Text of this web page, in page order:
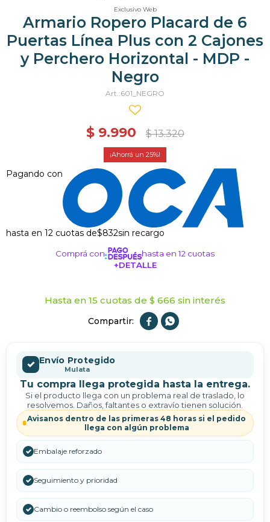
Exclusivo Web
Armario Ropero Placard de 6
Puertas Línea Plus con 2 Cajones
y Perchero Horizontal - MDP -
Negro
601_NEGRO
$ 9.990 $ 13.320
25
Pagando con
hasta en 12 cuotas de$832sin recargo
Comprá con
hasta en 12 cuotas
+DETALLE
Hasta en 15 cuotas de $ 666 sin interés
 
✓ Envío Protegido
Mulata
Tu compra llega protegida hasta la entrega.
Si el producto llega con un problema real de traslado, lo
resolvemos. Daños, faltantes o extravío tienen solución.
Avisanos dentro de las primeras 48 horas si el pedido
llega con algún problema
✓ Embalaje reforzado
✓ Seguimiento y prioridad
✓ Cambio o reembolso según el caso